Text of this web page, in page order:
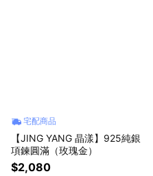
宅配商品
【JING YANG 晶漾】925純銀
項鍊圓滿（玫瑰金）
$2,080